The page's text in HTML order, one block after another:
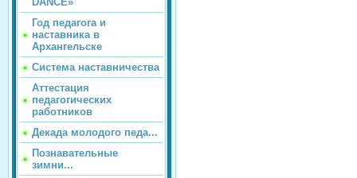
Год педагога и
наставника в
Архангельске
Система наставничества
Аттестация
педагогических
работников
Декада молодого педа...
Познавательные
зимни...